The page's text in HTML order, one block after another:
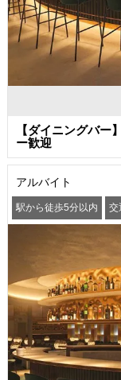
【ダイニングバー
ー歓迎
アルバイト
駅から徒歩5分以内 交